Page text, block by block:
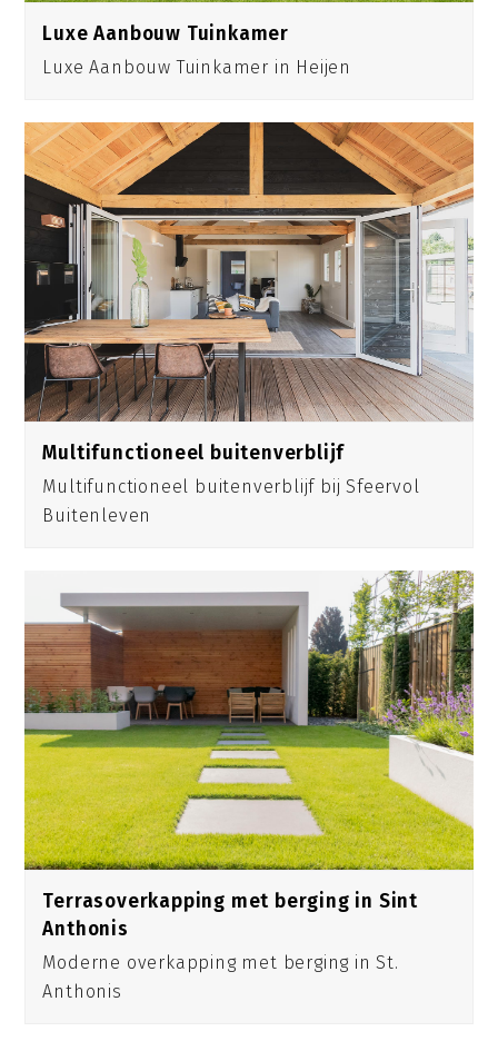
Luxe Aanbouw Tuinkamer
Luxe Aanbouw Tuinkamer in Heijen
Multifunctioneel buitenverblijf
Multifunctioneel buitenverblijf bij Sfeervol
Buitenleven
Terrasoverkapping met berging in Sint
Anthonis
Moderne overkapping met berging in St.
Anthonis